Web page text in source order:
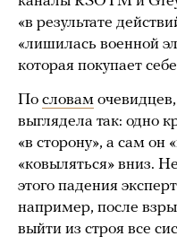
«в результате
«лишилась военной
которая покупает
По словам
выглядела так: одно
«в сторону», а сам он
«ковыляться» вниз.
этого падения
например, после
выйти из строя все